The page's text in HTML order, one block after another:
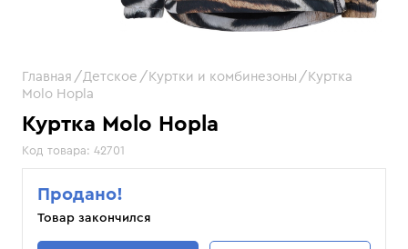
Куртка Molo Hopla
Код товара: 42701
Главная Детское Куртки и комбинезоны
Куртка
Molo Hopla
Продано!
Товар закончился